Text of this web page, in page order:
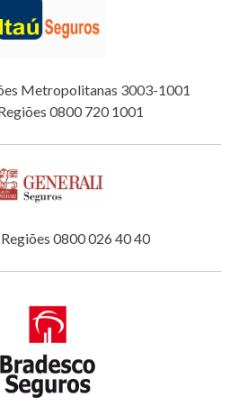
Metropolitanas 3003-1001
0800 720 1001
Regiões 0800 026 40 40